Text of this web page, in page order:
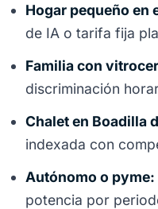
Hogar pequeño en
de IA o tarifa fija
Familia con
discriminación
Chalet en Boadilla
indexada con
Autónomo o pyme:
potencia por